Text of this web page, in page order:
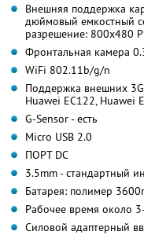
Внешняя поддержка
дюймовый емкостный
разрешение: 800x480
Фронтальная камера
WiFi 802.11b/g/n
Поддержка внешних
Huawei EC122, Huawei
G-Sensor - есть
Micro USB 2.0
ПОРТ DC
3.5mm - стандартный
Батарея: полимер
Рабочее время около
Силовой адаптерный